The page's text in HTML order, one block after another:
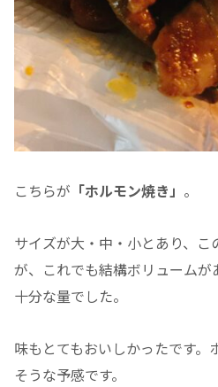
こちらが 「ホルモン焼き」 。
サイズが大・中・小とあり、
が、これでも結構ボリューム
十分な量でした。
味もとてもおいしかったです。
そうな予感です。